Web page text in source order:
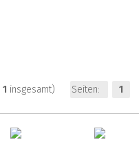
Seiten: 1
1 insgesamt)